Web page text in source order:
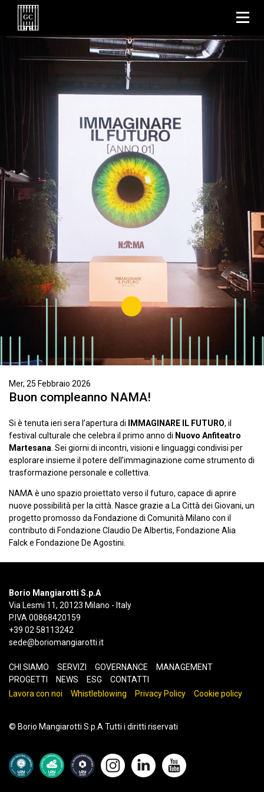
Mer, 25 Febbraio 2026
Buon compleanno NAMA!
Si è tenuta ieri sera l’apertura di IMMAGINARE IL FUTURO, il
festival culturale che celebra il primo anno di Nuovo Anfiteatro
Martesana . Sei giorni di incontri, visioni e linguaggi condivisi per
esplorare insieme il potere dell’immaginazione come strumento di
trasformazione personale e collettiva.
NAMA è uno spazio proiettato verso il futuro, capace di aprire
nuove possibilità per la città. Nasce grazie a La Città dei Giovani, un
progetto promosso da Fondazione di Comunità Milano con il
contributo di Fondazione Claudio De Albertis, Fondazione Alia
Falck e Fondazione De Agostini.
Borio Mangiarotti S.p.A
Via Lesmi 11, 20123 Milano - Italy
P.IVA 00868420159
+39 02 58113242
sede@boriomangiarotti.it
CHI SIAMO SERVIZI GOVERNANCE
MANAGEMENT
PROGETTI
NEWS ESG
CONTATTI
Lavora con noi
Whistleblowing Privacy Policy Cookie policy
© Borio Mangiarotti S.p.A Tutti i diritti riservati